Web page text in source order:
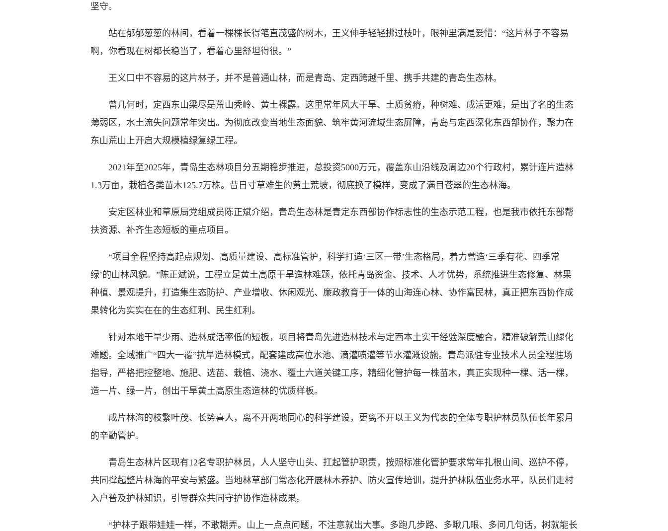
坚守。
站在郁郁葱葱的林间，看着一棵棵长得笔直茂盛的树木，王义伸手轻轻拂过枝叶，眼神里满是爱惜：“这片林子不容易
啊，你看现在树都长稳当了，看着心里舒坦得很。”
王义口中不容易的这片林子，并不是普通山林，而是青岛、定西跨越千里、携手共建的青岛生态林。
曾几何时，定西东山梁尽是荒山秃岭、黄土裸露。这里常年风大干旱、土质贫瘠，种树难、成活更难，是出了名的生态
薄弱区，水土流失问题常年突出。为彻底改变当地生态面貌、筑牢黄河流域生态屏障，青岛与定西深化东西部协作，聚力在
东山荒山上开启大规模植绿复绿工程。
2021年至2025年，青岛生态林项目分五期稳步推进，总投资5000万元，覆盖东山沿线及周边20个行政村，累计连片造林
1.3万亩，栽植各类苗木125.7万株。昔日寸草难生的黄土荒坡，彻底换了模样，变成了满目苍翠的生态林海。
安定区林业和草原局党组成员陈正斌介绍，青岛生态林是青定东西部协作标志性的生态示范工程，也是我市依托东部帮
扶资源、补齐生态短板的重点项目。
“项目全程坚持高起点规划、高质量建设、高标准管护，科学打造‘三区一带’生态格局，着力营造‘三季有花、四季常
绿’的山林风貌。”陈正斌说，工程立足黄土高原干旱造林难题，依托青岛资金、技术、人才优势，系统推进生态修复、林果
种植、景观提升，打造集生态防护、产业增收、休闲观光、廉政教育于一体的山海连心林、协作富民林，真正把东西协作成
果转化为实实在在的生态红利、民生红利。
针对本地干旱少雨、造林成活率低的短板，项目将青岛先进造林技术与定西本土实干经验深度融合，精准破解荒山绿化
难题。全域推广“四大一覆”抗旱造林模式，配套建成高位水池、滴灌喷灌等节水灌溉设施。青岛派驻专业技术人员全程驻场
指导，严格把控整地、施肥、选苗、栽植、浇水、覆土六道关键工序，精细化管护每一株苗木，真正实现种一棵、活一棵，
造一片、绿一片，创出干旱黄土高原生态造林的优质样板。
成片林海的枝繁叶茂、长势喜人，离不开两地同心的科学建设，更离不开以王义为代表的全体专职护林员队伍长年累月
的辛勤管护。
青岛生态林片区现有12名专职护林员，人人坚守山头、扛起管护职责，按照标准化管护要求常年扎根山间、巡护不停，
共同撑起整片林海的平安与繁盛。当地林草部门常态化开展林木养护、防火宣传培训，提升护林队伍业务水平，队员们走村
入户普及护林知识，引导群众共同守护协作造林成果。
“护林子跟带娃娃一样，不敢糊弄。山上一点点问题，不注意就出大事。多跑几步路、多瞅几眼、多问几句话，树就能长